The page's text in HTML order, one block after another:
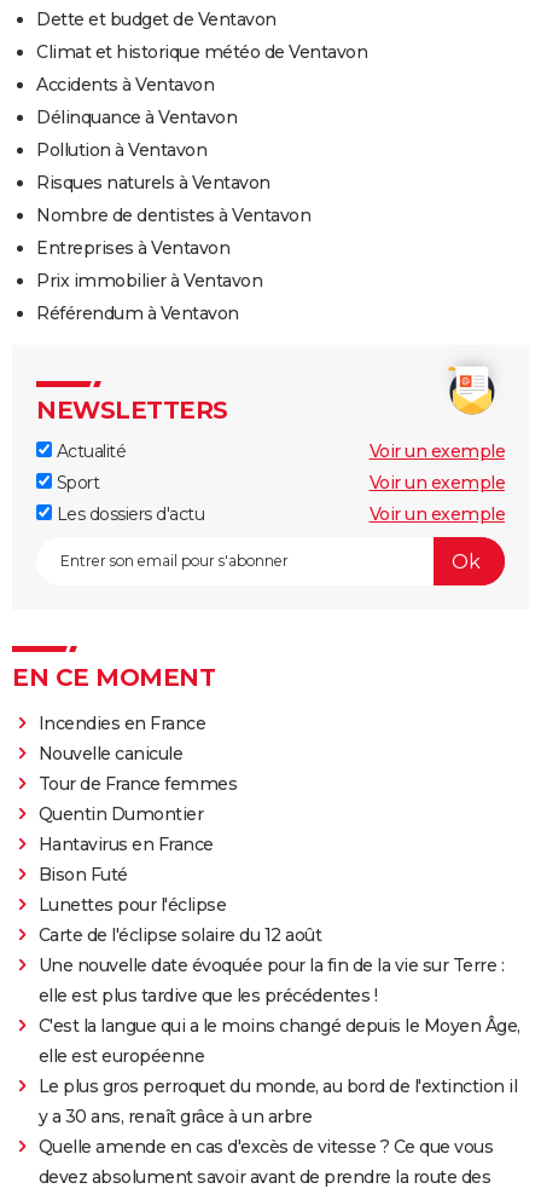
Dette et budget de Ventavon
Climat et historique météo de Ventavon
Accidents à Ventavon
Délinquance à Ventavon
Pollution à Ventavon
Risques naturels à Ventavon
Nombre de dentistes à Ventavon
Entreprises à Ventavon
Prix immobilier à Ventavon
Référendum à Ventavon
NEWSLETTERS
Actualité
Voir un exemple
Sport
Voir un exemple
Les dossiers d'actu
Voir un exemple
EN CE MOMENT
Incendies en France
Nouvelle canicule
Tour de France femmes
Quentin Dumontier
Hantavirus en France
Bison Futé
Lunettes pour l'éclipse
Carte de l'éclipse solaire du 12 août
Une nouvelle date évoquée pour la fin de la vie sur Terre :
elle est plus tardive que les précédentes !
C'est la langue qui a le moins changé depuis le Moyen Âge,
elle est européenne
Le plus gros perroquet du monde, au bord de l'extinction il
y a 30 ans, renaît grâce à un arbre
Quelle amende en cas d'excès de vitesse ? Ce que vous
devez absolument savoir avant de prendre la route des